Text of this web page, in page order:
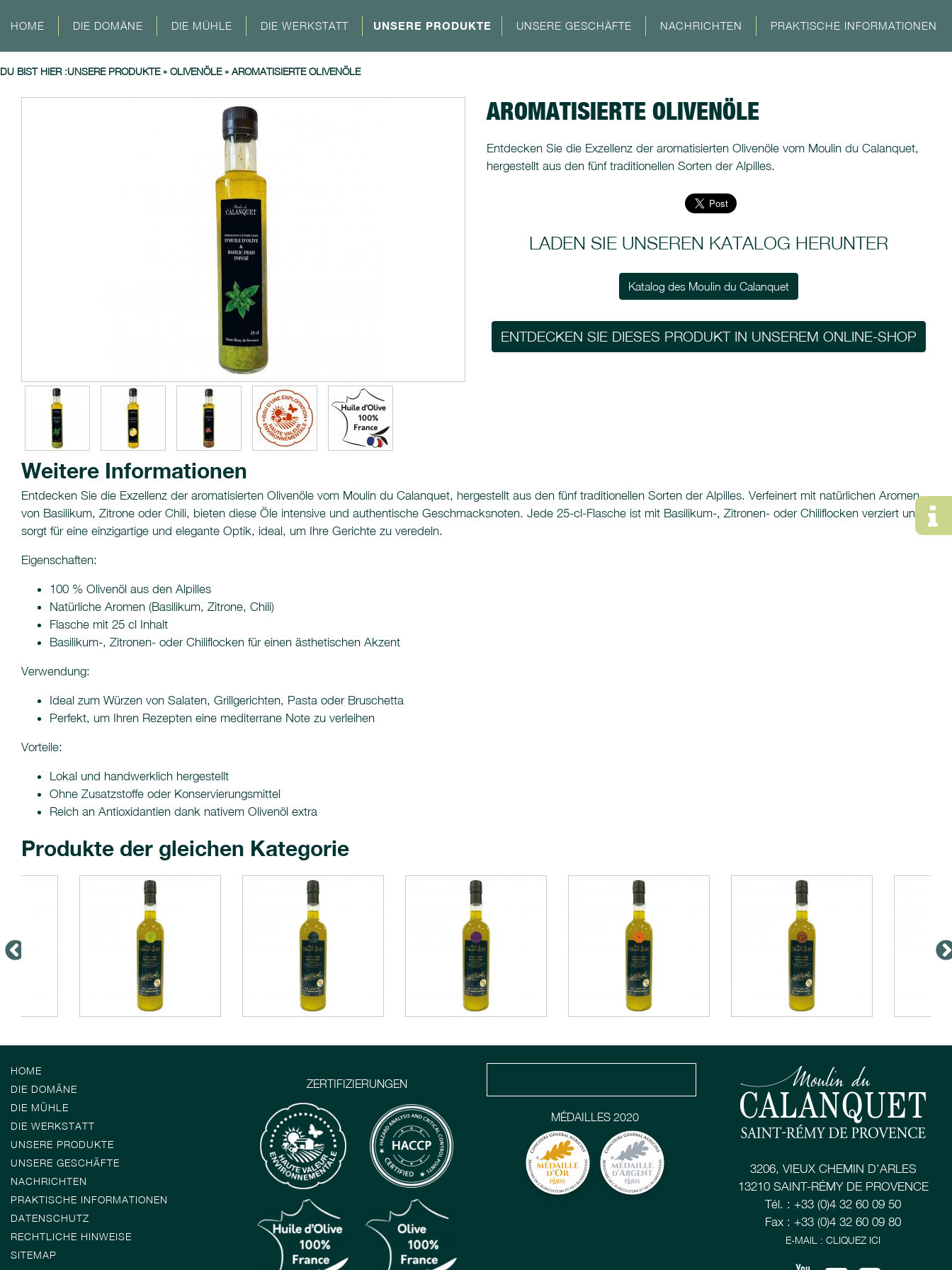
HOME DIE DOMÄNE DIE MÜHLE DIE WERKSTATT UNSERE PRODUKTE UNSERE GESCHÄFTE NACHRICHTEN PRAKTISCHE INFORMATIONEN
DU BIST HIER :UNSERE PRODUKTE» OLIVENÖLE» AROMATISIERTE OLIVENÖLE
AROMATISIERTE OLIVENÖLE
Entdecken Sie die Exzellenz der aromatisierten Olivenöle vom Moulin du Calanquet,
hergestellt aus den fünf traditionellen Sorten der Alpilles.
LADEN SIE UNSEREN KATALOG HERUNTER
Katalog des Moulin du Calanquet
ENTDECKEN SIE DIESES PRODUKT IN UNSEREM ONLINE-SHOP
Weitere Informationen
Entdecken Sie die Exzellenz der aromatisierten Olivenöle vom Moulin du Calanquet, hergestellt aus den fünf traditionellen Sorten der Alpilles. Verfeinert mit natürlichen Aromen
von Basilikum, Zitrone oder Chili, bieten diese Öle intensive und authentische Geschmacksnoten. Jede 25-cl-Flasche ist mit Basilikum-, Zitronen- oder Chiliflocken verziert und
sorgt für eine einzigartige und elegante Optik, ideal, um Ihre Gerichte zu veredeln.
Eigenschaften:
100 % Olivenöl aus den Alpilles
Natürliche Aromen (Basilikum, Zitrone, Chili)
Flasche mit 25 cl Inhalt
Basilikum-, Zitronen- oder Chiliflocken für einen ästhetischen Akzent
Verwendung:
Ideal zum Würzen von Salaten, Grillgerichten, Pasta oder Bruschetta
Perfekt, um Ihren Rezepten eine mediterrane Note zu verleihen
Vorteile:
Lokal und handwerklich hergestellt
Ohne Zusatzstoffe oder Konservierungsmittel
Reich an Antioxidantien dank nativem Olivenöl extra
Produkte der gleichen Kategorie
HOME
DIE DOMÄNE
DIE MÜHLE
DIE WERKSTATT
UNSERE PRODUKTE
UNSERE GESCHÄFTE
NACHRICHTEN
PRAKTISCHE INFORMATIONEN
DATENSCHUTZ
RECHTLICHE HINWEISE
SITEMAP
ZERTIFIZIERUNGEN
MÉDAILLES 2020
3206, VIEUX CHEMIN D’ARLES
13210 SAINT-RÉMY DE PROVENCE
Tél. : +33 (0)4 32 60 09 50
Fax : +33 (0)4 32 60 09 80
E-MAIL : CLIQUEZ ICI